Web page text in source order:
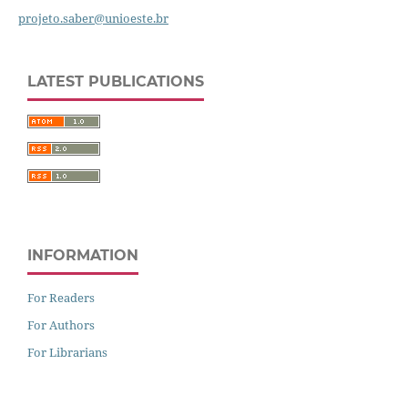
projeto.saber@unioeste.br
LATEST PUBLICATIONS
INFORMATION
For Readers
For Authors
For Librarians